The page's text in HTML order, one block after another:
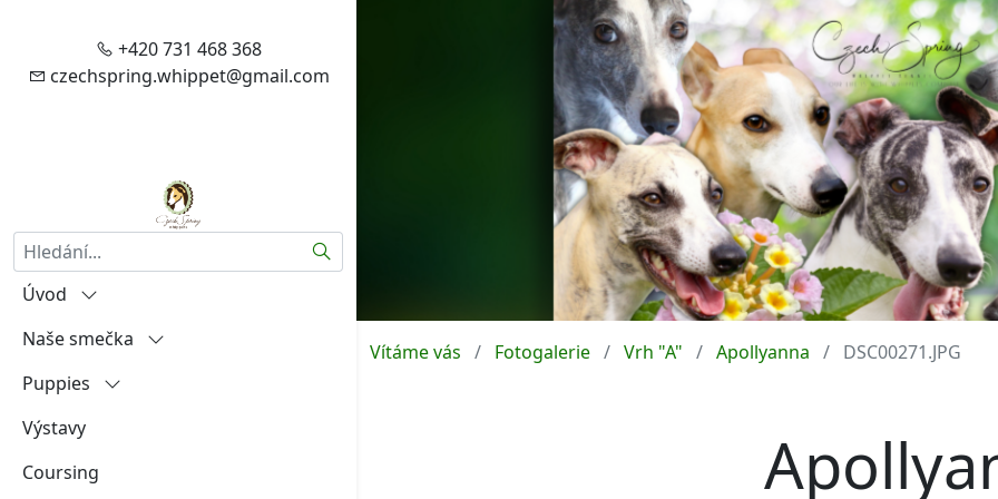
+420 731 468 368
czechspring.whippet@gmail.com
Úvod
Vítejte
Zásady zpracování vašich
Naše smečka
Igráček od Hněvína
Amalia Rosa Czech Spring
Aireen Czech Spring
Puppies
"A"
"B"
Výstavy
Coursing
Hledat
Vítáme vás Fotogalerie Vrh "A" Apollyanna DSC00271.JPG